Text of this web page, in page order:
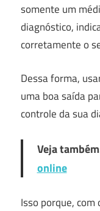
somente um
diagnóstico,
corretamente o
Dessa forma,
uma boa saída
controle da sua
Veja
online
Isso porque,